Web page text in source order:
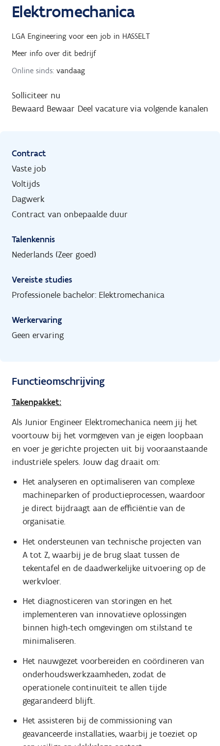
Elektromechanica
LGA Engineering voor een job in HASSELT
Meer info over dit bedrijf
Online sinds: vandaag
Solliciteer nu
Bewaard Bewaar Deel vacature via volgende kanalen
Contract
Vaste job
Voltijds
Dagwerk
Contract van onbepaalde duur
Talenkennis
Nederlands (Zeer goed)
Vereiste studies
Professionele bachelor: Elektromechanica
Werkervaring
Geen ervaring
Functieomschrijving
Takenpakket:
Als Junior Engineer Elektromechanica neem jij het
voortouw bij het vormgeven van je eigen loopbaan
en voer je gerichte projecten uit bij vooraanstaande
industriële spelers. Jouw dag draait om:
Het analyseren en optimaliseren van complexe
machineparken of productieprocessen, waardoor
je direct bijdraagt aan de efficiëntie van de
organisatie.
Het ondersteunen van technische projecten van
A tot Z, waarbij je de brug slaat tussen de
tekentafel en de daadwerkelijke uitvoering op de
werkvloer.
Het diagnosticeren van storingen en het
implementeren van innovatieve oplossingen
binnen high-tech omgevingen om stilstand te
minimaliseren.
Het nauwgezet voorbereiden en coördineren van
onderhoudswerkzaamheden, zodat de
operationele continuïteit te allen tijde
gegarandeerd blijft.
Het assisteren bij de commissioning van
geavanceerde installaties, waarbij je toeziet op